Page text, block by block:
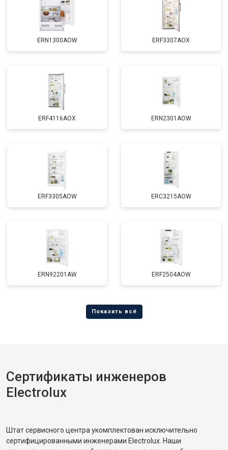
ERN1300AOW ERF3307AOX
ERF4116AOX ERN2301AOW
ERF3305AOW ERC3215AOW
ERN92201AW ERF2504AOW
Сертификаты инженеров
Electrolux
Штат сервисного центра укомплектован исключительно
сертифицированными инженерами Electrolux. Наши